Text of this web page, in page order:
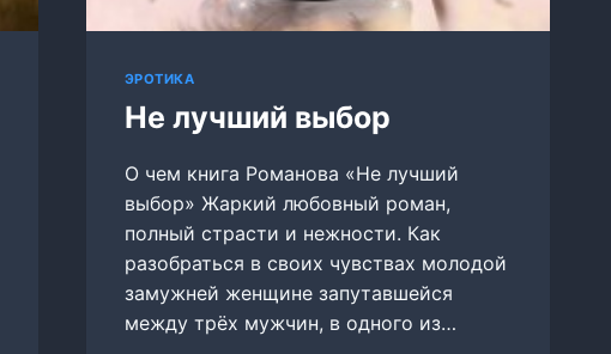
ЭРОТИКА
Не лучший выбор
О чем книга Романова «Не лучший
выбор» Жаркий любовный роман,
полный страсти и нежности. Как
разобраться в своих чувствах молодой
замужней женщине запутавшейся
между трёх мужчин, в одного из…